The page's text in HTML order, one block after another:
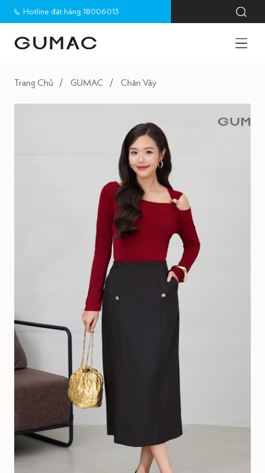
Hotline đặt hàng 18006013
Trang Chủ GUMAC Chân Váy